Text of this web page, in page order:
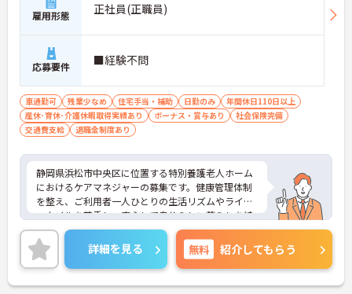
雇用形態 正社員(正職員)
応募要件 ■経験不問
車通勤可 残業少なめ 住宅手当・補助 日勤のみ
年間休日110日以上
産休･育休･介護休暇取得実績あり
ボーナス・賞与あり
社会保険完備
交通費支給
退職金制度あり
静岡県浜松市中央区に位置する特別養護老人ホーム
におけるケアマネジャーの募集です。健康管理体制
を整え、ご利用者一人ひとりの生活リズムやライフ
スタイルを尊重し、安心して自分らしい暮らしを続
けられる施設づくりに努められています。
年間休日は114日もあります。プライベートを大切
にしながらご勤務いただけます。また、賞与は計4.3
ヶ月分の支給実績があります。頑張りがきちんと評
価される環境です。モチベーションアップにもつな
詳細を見る 無料 紹介してもらう